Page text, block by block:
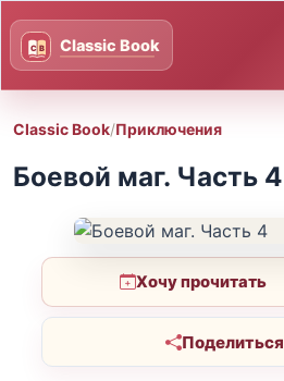
Classic Book/Приключения
Боевой маг. Часть 4
Хочу прочитать
Поделиться